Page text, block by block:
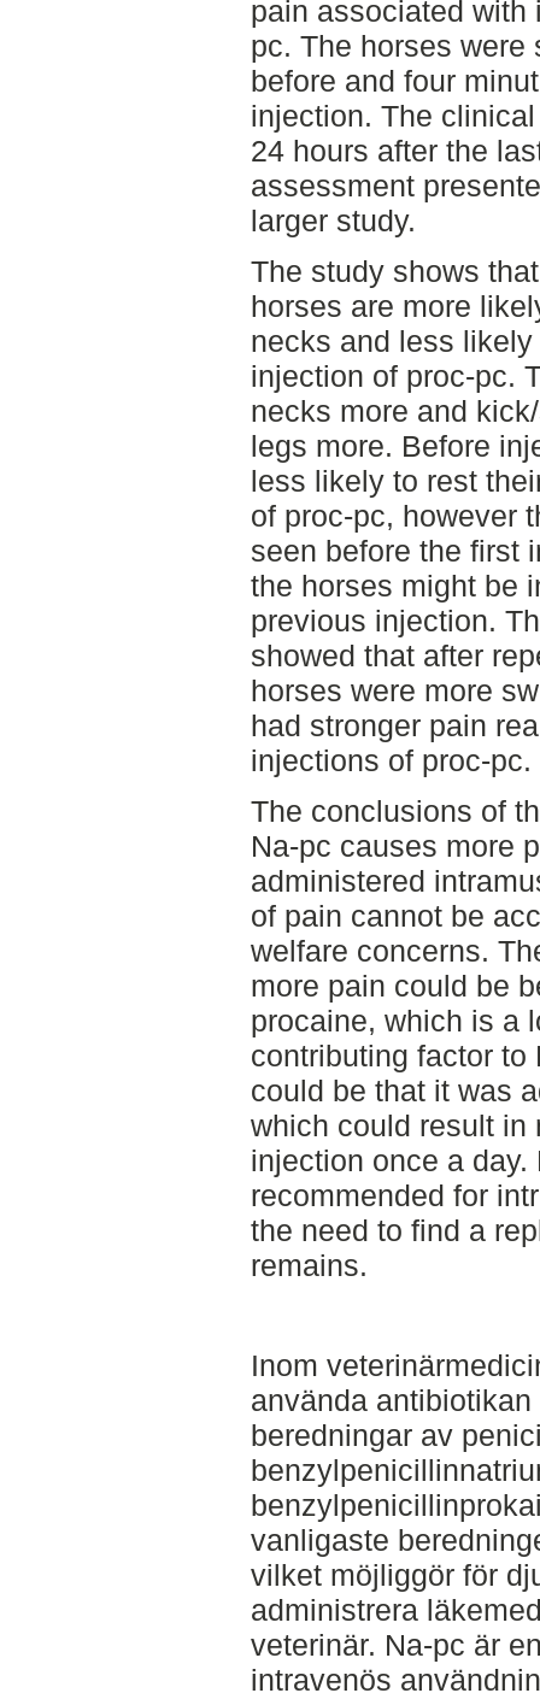
pain associated with
pc. The horses were
before and four
injection. The
24 hours after the
assessment
larger study.
The study shows
horses are more
necks and less
injection of proc-pc.
necks more and
legs more. Before
less likely to rest
of proc-pc, however
seen before the first
the horses might be
previous injection.
showed that after
horses were more
had stronger pain
injections of proc-pc.
The conclusions of
Na-pc causes more
administered
of pain cannot be
welfare concerns.
more pain could be
procaine, which is a
contributing factor to
could be that it was
which could result in
injection once a day.
recommended for
the need to find a
remains.
Inom
använda
beredningar av
vanligaste
vilket möjliggör för
administrera
veterinär. Na-pc är
intravenös